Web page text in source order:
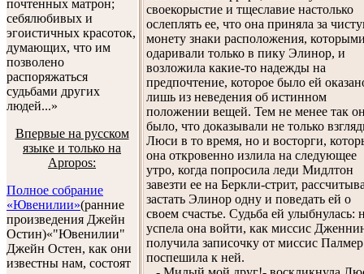
почтенных матрон;
себялюбивых и
эгоистичных красоток,
думающих, что им
позволено
распоряжаться
судьбами других
людей...»
Впервые на русском
языке и только на
Apropos:
Полное собрание
«Ювенилии»(ранние
произведения Джейн
Остин)«"Ювенилии"
Джейн Остен, как они
известны нам, состоят
своекорыстие и тщеславие настолько
ослеплять ее, что она приняла за
монету знаки расположения,
одаривали только в пику Элинор, и
возложила какие-то надежды на
предпочтение, которое было ей
лишь из неведения об истинном
положении вещей. Тем не менее так
было, что доказывали не только
Люси в то время, но и восторги,
она откровенно излила на следующее
утро, когда попросила леди Мидлтон
завезти ее на Беркли-стрит,
застать Элинор одну и поведать ей о
своем счастье. Судьба ей улыбнулась:
успела она войти, как миссис
получила записочку от миссис
поспешила к ней.